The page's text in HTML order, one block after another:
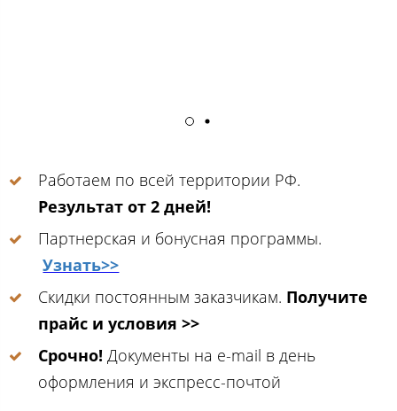
Работаем по всей территории РФ.
Результат от 2 дней!
Партнерская и бонусная программы.
Узнать>>
Скидки постоянным заказчикам. Получите
прайс и условия >>
Срочно! Документы на e-mail в день
оформления и экспресс-почтой